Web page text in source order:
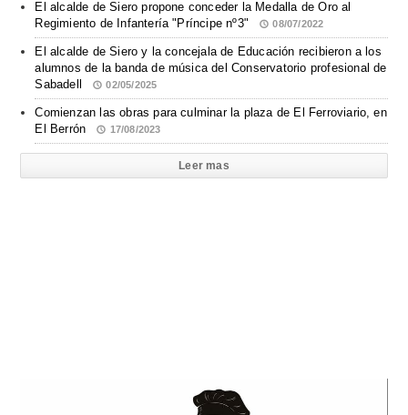
El alcalde de Siero propone conceder la Medalla de Oro al
Regimiento de Infantería "Príncipe nº3"
08/07/2022
El alcalde de Siero y la concejala de Educación recibieron a los
alumnos de la banda de música del Conservatorio profesional de
Sabadell
02/05/2025
Comienzan las obras para culminar la plaza de El Ferroviario, en
El Berrón
17/08/2023
Leer mas